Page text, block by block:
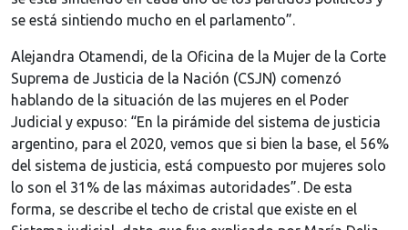
se está sintiendo mucho en el parlamento”.
Alejandra Otamendi, de la Oficina de la Mujer de la Corte
Suprema de Justicia de la Nación (CSJN) comenzó
hablando de la situación de las mujeres en el Poder
Judicial y expuso: “En la pirámide del sistema de justicia
argentino, para el 2020, vemos que si bien la base, el 56%
del sistema de justicia, está compuesto por mujeres solo
lo son el 31% de las máximas autoridades”. De esta
forma, se describe el techo de cristal que existe en el